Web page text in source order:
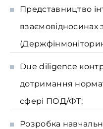
Представництво
взаємовідносинах
Due diligence
дотримання
сфері ПОД/ФТ;
Розробка